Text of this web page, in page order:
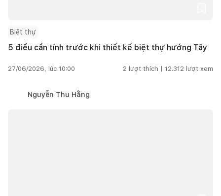
Biệt thự
5 điều cần tính trước khi thiết kế biệt thự hướng Tây
27/06/2026, lúc 10:00 2 lượt thích | 12.312 lượt xem
Nguyễn Thu Hằng